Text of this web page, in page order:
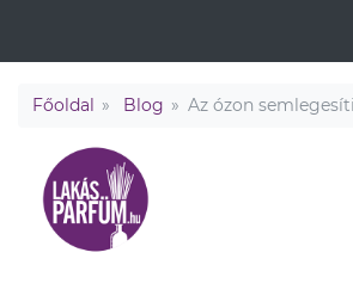
Főoldal Blog Az ózon